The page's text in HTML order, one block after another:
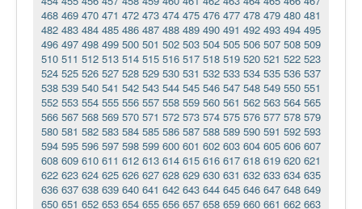
468 469 470 471 472 473 474 475 476 477 478 479 480 481
482 483 484 485 486 487 488 489 490 491 492 493 494 495
496 497 498 499 500 501 502 503 504 505 506 507 508 509
510 511 512 513 514 515 516 517 518 519 520 521 522 523
524 525 526 527 528 529 530 531 532 533 534 535 536 537
538 539 540 541 542 543 544 545 546 547 548 549 550 551
552 553 554 555 556 557 558 559 560 561 562 563 564 565
566 567 568 569 570 571 572 573 574 575 576 577 578 579
580 581 582 583 584 585 586 587 588 589 590 591 592 593
594 595 596 597 598 599 600 601 602 603 604 605 606 607
608 609 610 611 612 613 614 615 616 617 618 619 620 621
622 623 624 625 626 627 628 629 630 631 632 633 634 635
636 637 638 639 640 641 642 643 644 645 646 647 648 649
650 651 652 653 654 655 656 657 658 659 660 661 662 663